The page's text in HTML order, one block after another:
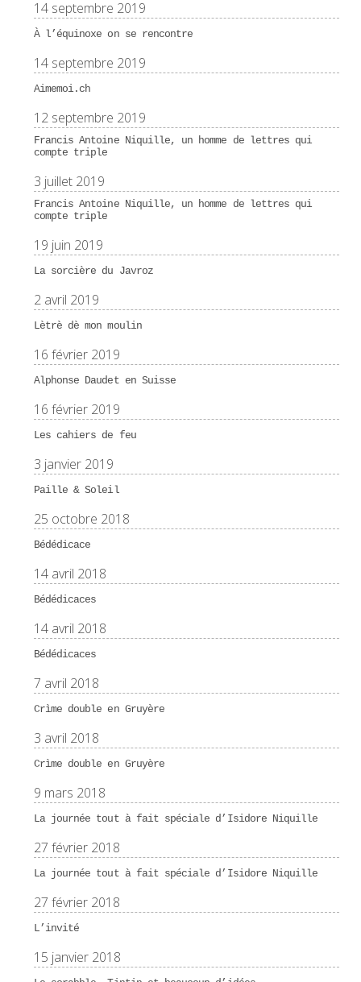
14 septembre 2019
À l’équinoxe on se rencontre
14 septembre 2019
Aimemoi.ch
12 septembre 2019
Francis Antoine Niquille, un homme de lettres qui
compte triple
3 juillet 2019
Francis Antoine Niquille, un homme de lettres qui
compte triple
19 juin 2019
La sorcière du Javroz
2 avril 2019
Lètrè dè mon moulin
16 février 2019
Alphonse Daudet en Suisse
16 février 2019
Les cahiers de feu
3 janvier 2019
Paille & Soleil
25 octobre 2018
Bédédicace
14 avril 2018
Bédédicaces
14 avril 2018
Bédédicaces
7 avril 2018
Crìme double en Gruyère
3 avril 2018
Crìme double en Gruyère
9 mars 2018
La journée tout à fait spéciale d’Isidore Niquille
27 février 2018
La journée tout à fait spéciale d’Isidore Niquille
27 février 2018
L’invité
15 janvier 2018